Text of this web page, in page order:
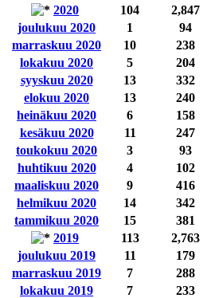
2020
104 2,847
joulukuu 2020
1 94
marraskuu 2020
10 238
lokakuu 2020
5 204
syyskuu 2020
13 332
elokuu 2020
13 240
heinäkuu 2020
6 158
kesäkuu 2020
11 247
toukokuu 2020
3 93
huhtikuu 2020
4 102
maaliskuu 2020
9 416
helmikuu 2020
14 342
tammikuu 2020
15 381
2019
113 2,763
joulukuu 2019
11 179
marraskuu 2019
7 288
lokakuu 2019
7 233